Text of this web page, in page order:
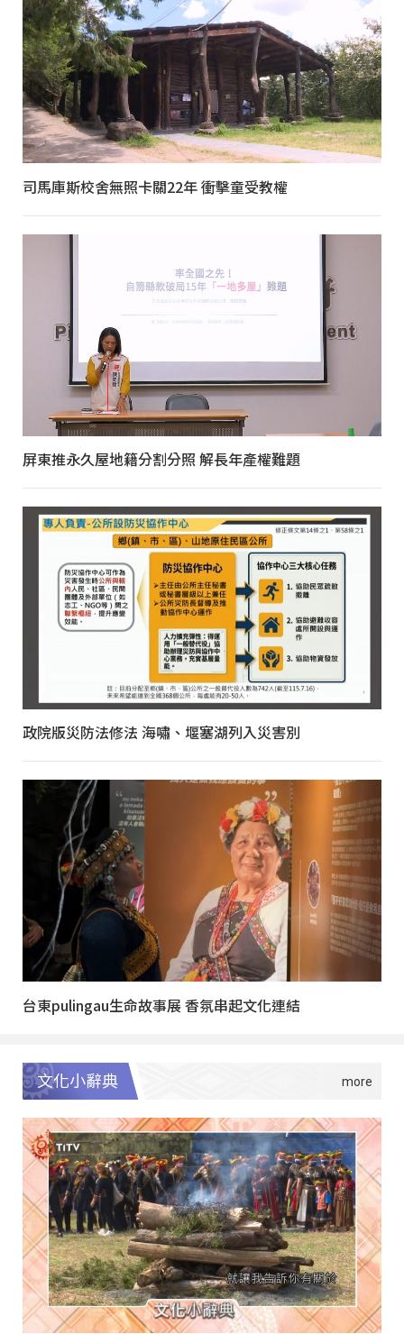
司馬庫斯校舍無照卡關22年 衝擊童受教權
屏東推永久屋地籍分割分照 解長年產權難題
政院版災防法修法 海嘯、堰塞湖列入災害別
台東pulingau生命故事展 香氛串起文化連結
文化小辭典